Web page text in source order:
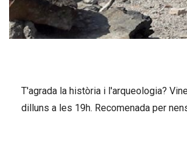
T'agrada la història i l'arqueologia?
dilluns a les 19h. Recomenada per